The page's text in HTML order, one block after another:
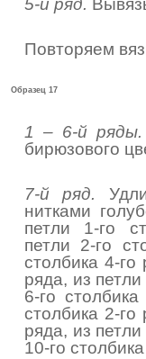
5-й ряд.
Повторяем
Образец 17
1 – 6-й ряды.
бирюзового
7-й ряд.
нитками
петли 1-го
петли 2-го
столбика 4-го
ряда, из
6-го
столбика 2-го
ряда, из
10-го